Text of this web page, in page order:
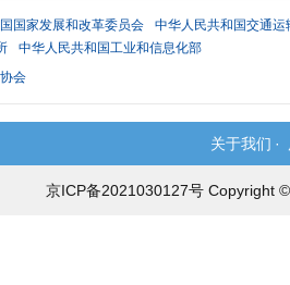
国家发展和改革委员会
中华人民共和国交通运
中华人民共和国工业和信息化部
会
关于我们 ·
京ICP备2021030127号 Copyright